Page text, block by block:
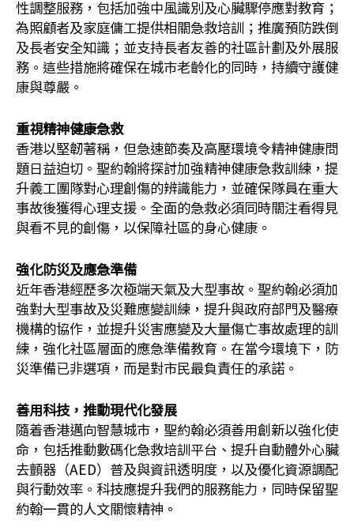
性調整服務，包括加強中風識別及心臟驟停應對教育；
為照顧者及家庭傭工提供相關急救培訓；推廣預防跌倒
及長者安全知識；並支持長者友善的社區計劃及外展服
務。這些措施將確保在城市老齡化的同時，持續守護健
康與尊嚴。
重視精神健康急救
香港以堅韌著稱，但急速節奏及高壓環境令精神健康問
題日益迫切。聖約翰將探討加強精神健康急救訓練，提
升義工團隊對心理創傷的辨識能力，並確保隊員在重大
事故後獲得心理支援。全面的急救必須同時關注看得見
與看不見的創傷，以保障社區的身心健康。
強化防災及應急準備
近年香港經歷多次極端天氣及大型事故。聖約翰必須加
強對大型事故及災難應變訓練，提升與政府部門及醫療
機構的協作，並提升災害應變及大量傷亡事故處理的訓
練，強化社區層面的應急準備教育。在當今環境下，防
災準備已非選項，而是對市民最負責任的承諾。
善用科技，推動現代化發展
隨着香港邁向智慧城市，聖約翰必須善用創新以強化使
命，包括推動數碼化急救培訓平台、提升自動體外心臟
去顫器（AED）普及與資訊透明度，以及優化資源調配
與行動效率。科技應提升我們的服務能力，同時保留聖
約翰一貫的人文關懷精神。